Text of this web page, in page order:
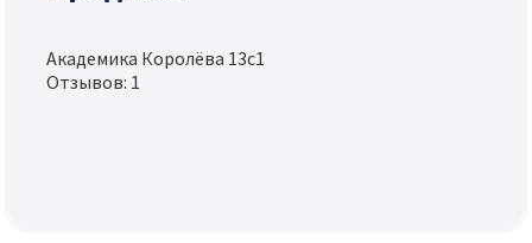
Академика Королёва 13с1
Отзывов: 1